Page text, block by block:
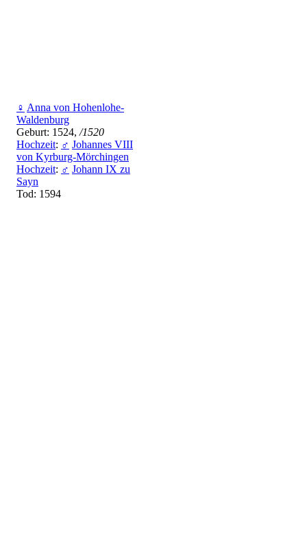
♀ Anna von Hohenlohe-
Waldenburg
Geburt: 1524, /1520
Hochzeit: ♂ Johannes VIII
von Kyrburg-Mörchingen
Hochzeit: ♂ Johann IX zu
Sayn
Tod: 1594